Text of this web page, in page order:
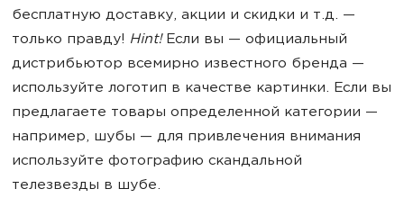
бесплатную доставку, акции и скидки и т.д. —
только правду! Hint!Если вы — официальный
дистрибьютор всемирно известного бренда —
используйте логотип в качестве картинки. Если вы
предлагаете товары определенной категории —
например, шубы — для привлечения внимания
используйте фотографию скандальной
телезвезды в шубе.